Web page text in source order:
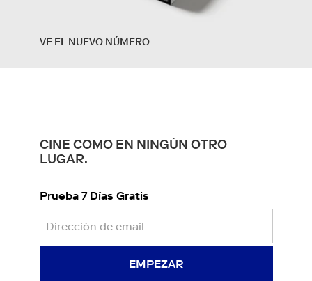
VE EL NUEVO NÚMERO
CINE COMO EN NINGÚN OTRO
LUGAR.
Prueba 7 Días Gratis
EMPEZAR